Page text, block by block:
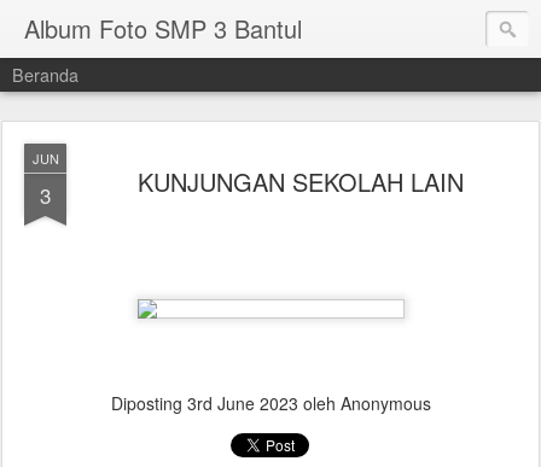
Album Foto SMP 3 Bantul
Beranda
JUN
3 KUNJUNGAN SEKOLAH LAIN
Diposting 3rd June 2023 oleh Anonymous